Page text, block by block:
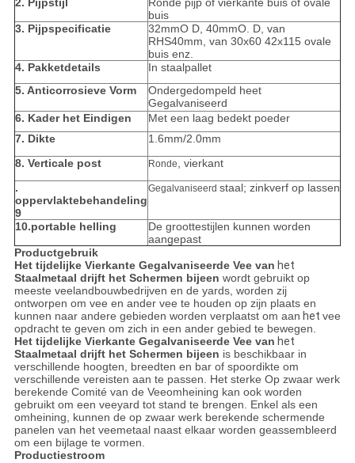
2. Pijpstijl
Ronde pijp of vierkante buis of ovale
buis
3. Pijpspecificatie
32mmO D, 40mmO. D, van
RHS40mm, van 30x60 42x115 ovale
buis enz.
4. Pakketdetails
In staalpallet
5. Anticorrosieve Vorm
Ondergedompeld heet
Gegalvaniseerd
6. Kader het Eindigen
Met een laag bedekt poeder
7. Dikte
1.6mm/2.0mm
8. Verticale post
Ronde, vierkant
.
oppervlaktebehandeling
9
Gegalvaniseerd staal; zinkverf op lassen
10.portable helling
De groottestijlen kunnen worden
aangepast
Productgebruik
Het tijdelijke Vierkante Gegalvaniseerde Vee van het
Staalmetaal drijft het Schermen bijeen wordt gebruikt op
meeste veelandbouwbedrijven en de yards, worden zij
ontworpen om vee en ander vee te houden op zijn plaats en
kunnen naar andere gebieden worden verplaatst om aan het vee
opdracht te geven om zich in een ander gebied te bewegen.
Het tijdelijke Vierkante Gegalvaniseerde Vee van het
Staalmetaal drijft het Schermen bijeen is beschikbaar in
verschillende hoogten, breedten en bar of spoordikte om
verschillende vereisten aan te passen. Het sterke Op zwaar werk
berekende Comité van de Veeomheining kan ook worden
gebruikt om een veeyard tot stand te brengen. Enkel als een
omheining, kunnen de op zwaar werk berekende schermende
panelen van het veemetaal naast elkaar worden geassembleerd
om een bijlage te vormen.
Productiestroom